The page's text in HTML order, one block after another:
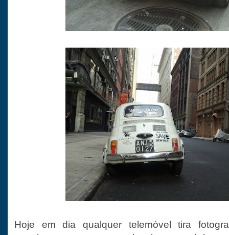
Hoje em dia qualquer telemóvel tira